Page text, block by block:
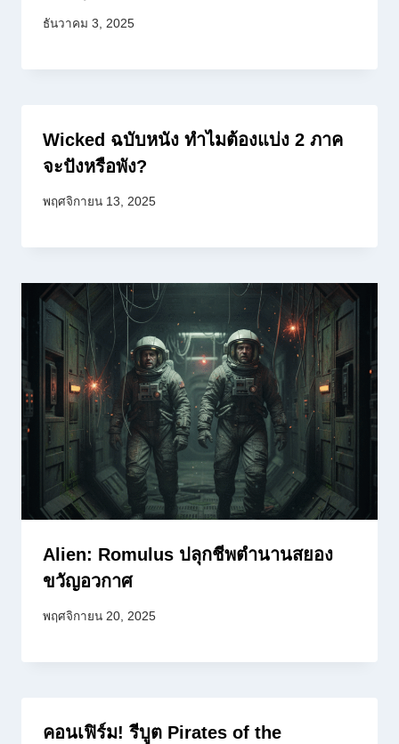
ธันวาคม 3, 2025
Wicked ฉบับหนัง ทำไมต้องแบ่ง 2 ภาค
จะปังหรือพัง?
พฤศจิกายน 13, 2025
Alien: Romulus ปลุกชีพตำนานสยอง
ขวัญอวกาศ
พฤศจิกายน 20, 2025
คอนเฟิร์ม! รีบูต Pirates of the